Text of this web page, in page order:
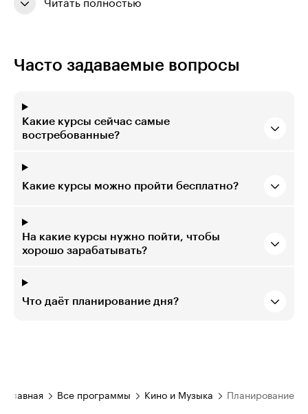
Читать полностью
Часто задаваемые вопросы
Какие курсы сейчас самые
востребованные?
Какие курсы можно пройти бесплатно?
На какие курсы нужно пойти, чтобы
хорошо зарабатывать?
Что даёт планирование дня?
Главная Все программы Кино и Музыка Планирование